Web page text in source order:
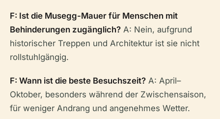
F: Ist die Musegg-Mauer für Menschen mit
Behinderungen zugänglich? A: Nein, aufgrund
historischer Treppen und Architektur ist sie nicht
rollstuhlgängig.
F: Wann ist die beste Besuchszeit? A: April–
Oktober, besonders während der Zwischensaison,
für weniger Andrang und angenehmes Wetter.